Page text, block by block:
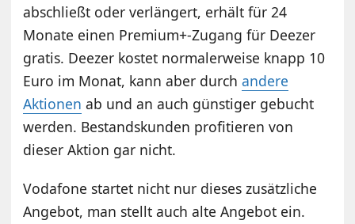
abschließt oder verlängert, erhält für 24
Monate einen Premium+-Zugang für Deezer
gratis. Deezer kostet normalerweise knapp 10
Euro im Monat, kann aber durchandere
Aktionen ab und an auch günstiger gebucht
werden. Bestandskunden profitieren von
dieser Aktion gar nicht.
Vodafone startet nicht nur dieses zusätzliche
Angebot, man stellt auch alte Angebot ein.